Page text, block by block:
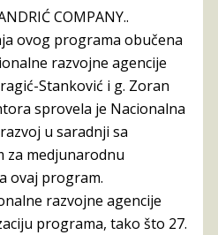
COMPANY..
ovog programa obučena
rаzvojne аgencije
Stanković i g. Zoran
sprovela je Nacionalna
u saradnji sa
za medjunarodnu
ovaj program.
rаzvojne аgencije
programa, tako što 27.